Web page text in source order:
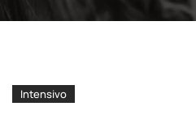
Intensivo